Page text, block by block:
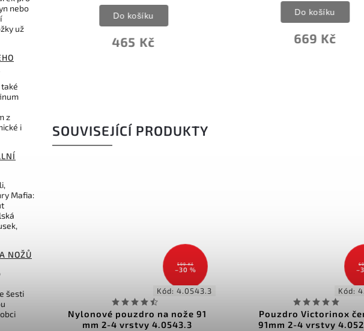
nebo
už
z
i
Mafia:
NOŽŮ
šesti
669 Kč
Do košíku
777 Kč
Do košíku
SOUVISEJÍCÍ PRODUKTY
91
699 Kč
–30 %
Kód: 4.0520.3
Pouzdro Victorinox černé
91mm 2-4 vrstvy 4.0520.3
Kód:
Pouzdro Victorinox
91mm 2-4 vrstvy